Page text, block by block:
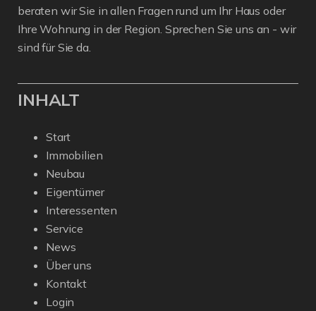
beraten wir Sie in allen Fragen rund um Ihr Haus oder
Ihre Wohnung in der Region. Sprechen Sie uns an - wir
sind für Sie da.
INHALT
Start
Immobilien
Neubau
Eigentümer
Interessenten
Service
News
Über uns
Kontakt
Login